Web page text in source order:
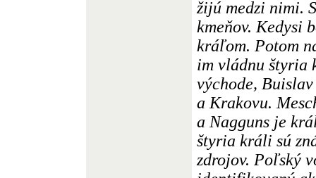
žijú medzi nimi.
kmeňov. Kedysi
kráľom. Potom
im vládnu štyria
východe,
a Krakovu.
a Nagguns je
štyria králi sú
zdrojov. Poľský